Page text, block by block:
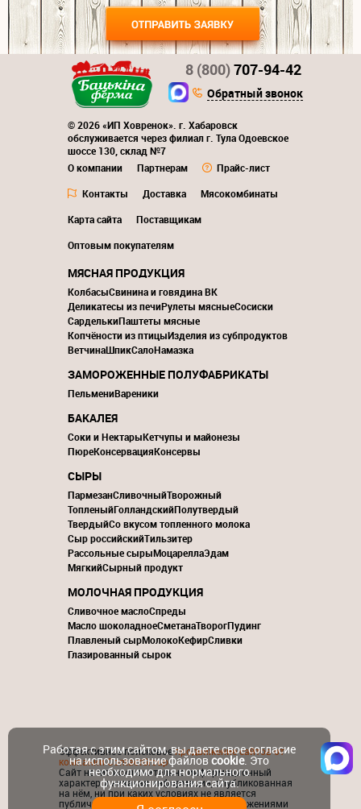
© 2026 «ИП Ховренок». г. Хабаровск
обслуживается через филиал г. Тула Одоевское
шоссе 130, склад №7
О компании
Партнерам
Прайс-лист
Контакты
Доставка
Мясокомбинаты
Карта сайта
Поставщикам
Оптовым покупателям
8 (800)707-94-42
Обратный звонок
МЯСНАЯ ПРОДУКЦИЯ
КолбасыСвинина и говядина ВК
Деликатесы из печиРулеты мясныеСосиски
СарделькиПаштеты мясные
Копчёности из птицыИзделия из субпродуктов
ВетчинаШпикСалоНамазка
ЗАМОРОЖЕННЫЕ ПОЛУФАБРИКАТЫ
ПельмениВареники
БАКАЛЕЯ
Соки и НектарыКетчупы и майонезы
ПюреКонсервацияКонсервы
СЫРЫ
ПармезанСливочныйТворожный
ТопленыйГолландскийПолутвердый
ТвердыйСо вкусом топленного молока
Сыр российскийТильзитер
Рассольные сырыМоцареллаЭдам
МягкийСырный продукт
МОЛОЧНАЯ ПРОДУКЦИЯ
Сливочное маслоСпреды
Масло шоколадноеСметанаТворогПудинг
Плавленый сырМолокоКефирСливки
Глазированный сырок
Эффективное поисковоепродвижение сайтов от
компании ContactGroup
Сайт носит исключительно информационный
характер и никакая информация, опубликованная
на нём, ни при каких условиях не является
публичной офертой, определяемой положениями
Работая с этим сайтом, вы даете свое согласие
на использование файловcookie. Это
необходимо для нормального
функционирования сайта.